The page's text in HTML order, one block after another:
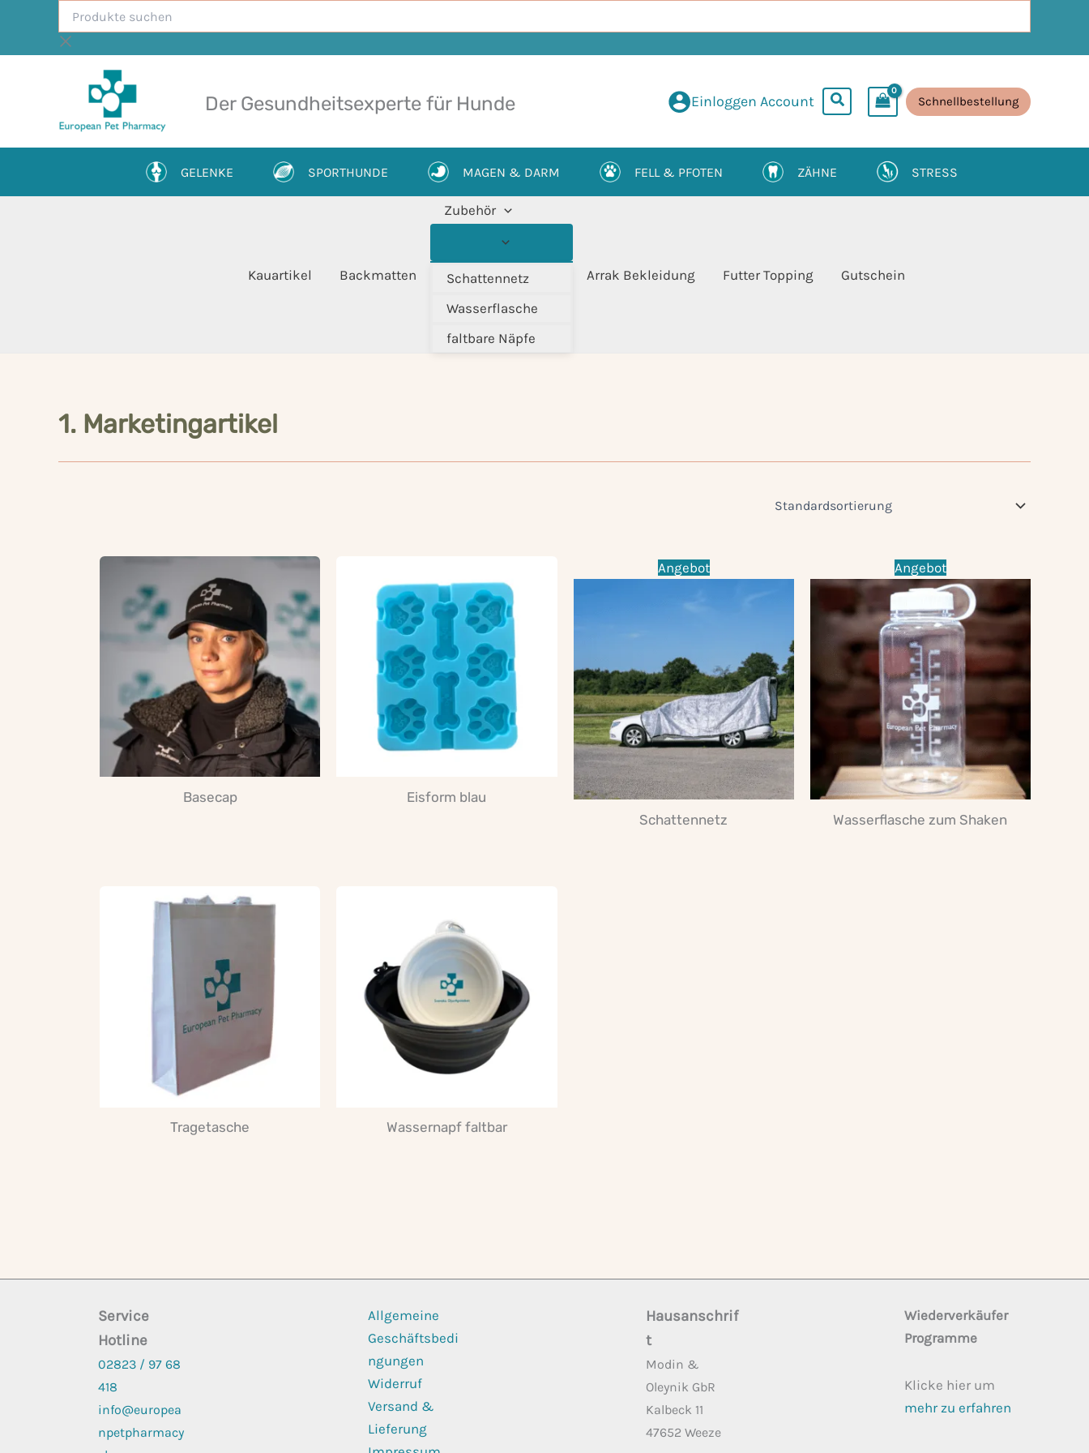
springen
suchen
Der Gesundheitsexperte für Hunde Einloggen Account Schnellbestellung
GELENKE SPORTHUNDE MAGEN & DARM FELL & PFOTEN ZÄHNE STRESS
Kauartikel Backmatten
Zubehör
Schattennetz
Wasserflasche
faltbare Näpfe
Arrak Bekleidung Futter Topping Gutschein
1. Marketingartikel
Basecap Eisform blau
Angebot
Schattennetz
Angebot
Wasserflasche zum Shaken
Tragetasche Wassernapf faltbar
Service
Hotline
02823 / 97 68
418
info@europea
npetpharmacy
Allgemeine
Geschäftsbedi
ngungen
Widerruf
Versand &
Lieferung
Hausanschrif
t
Modin &
Oleynik GbR
Kalbeck 11
47652 Weeze
Wiederverkäufer
Programme
Klicke hier um
mehr zu erfahren